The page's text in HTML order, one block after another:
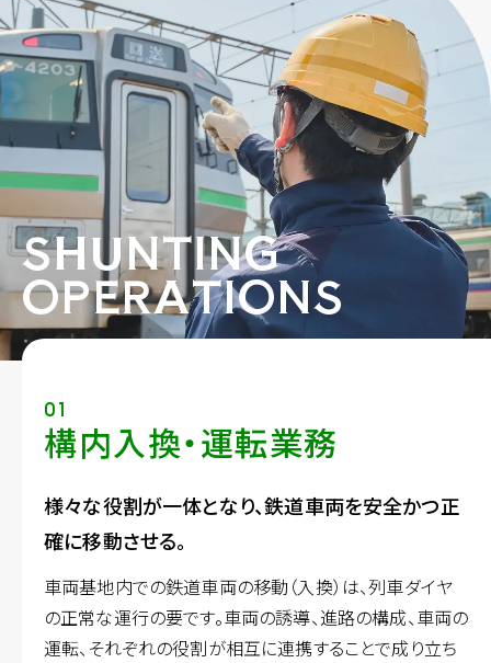
SHUNTING
OPERATIONS
01
構内入換・運転業務
様々な役割が一体となり、鉄道車両を安全かつ正
確に移動させる。
車両基地内での鉄道車両の移動（入換）は、列車ダイヤ
の正常な運行の要です。車両の誘導、進路の構成、車両の
運転、それぞれの役割が相互に連携することで成り立ち